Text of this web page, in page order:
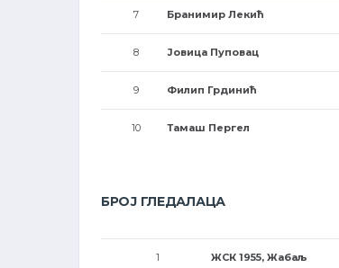
7 Бранимир Лекић
8 Јовица Пуповац
9 Филип Грдинић
10 Тамаш Пергел
БРОЈ ГЛЕДАЛАЦА
1 ЖСК 1955, Жабаљ